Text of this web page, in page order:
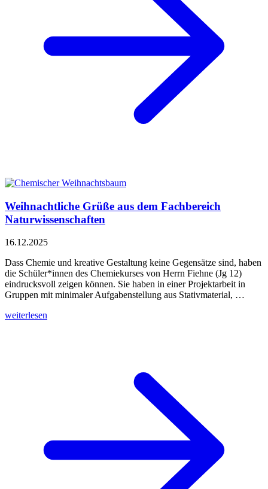
Weihnachtliche Grüße aus dem Fachbereich
Naturwissenschaften
16.12.2025
Dass Chemie und kreative Gestaltung keine Gegensätze sind, haben
die Schüler*innen des Chemiekurses von Herrn Fiehne (Jg 12)
eindrucksvoll zeigen können. Sie haben in einer Projektarbeit in
Gruppen mit minimaler Aufgabenstellung aus Stativmaterial, …
weiterlesen